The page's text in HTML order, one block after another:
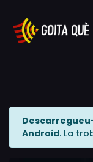
Android. La